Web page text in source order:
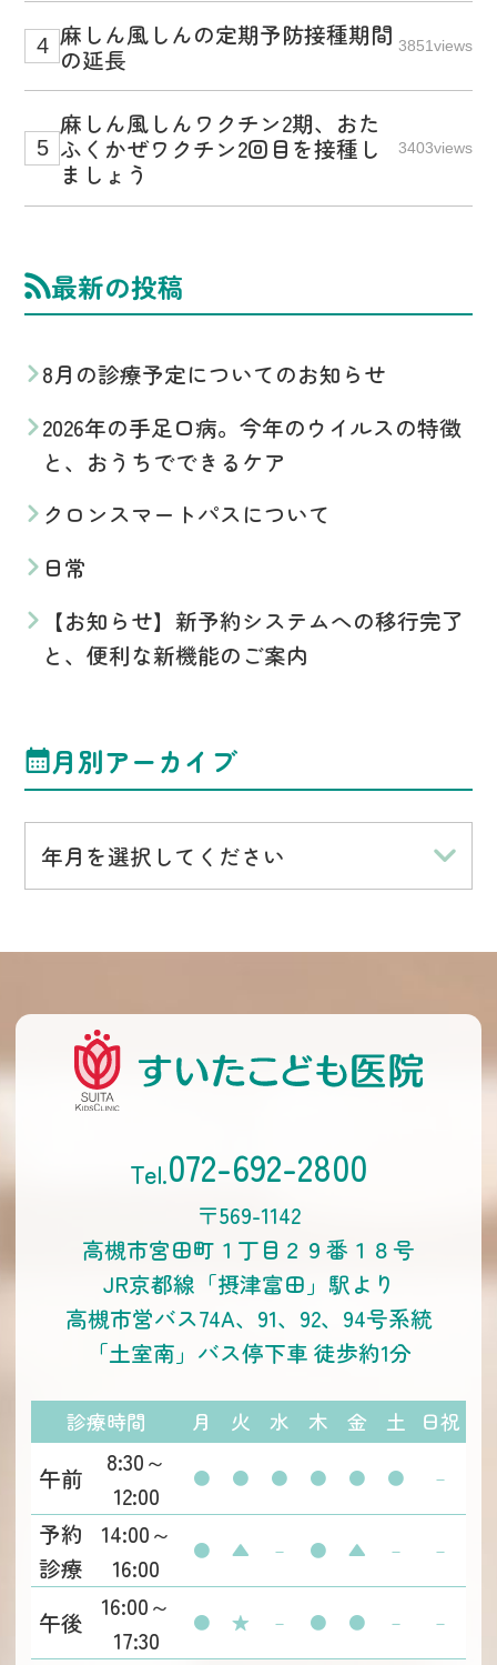
麻しん風しんの定期予防接種期間
の延長 3851views
麻しん風しんワクチン2期、おた
ふくかぜワクチン2回目を接種し
ましょう
3403views
最新の投稿
8月の診療予定についてのお知らせ
2026年の手足口病。今年のウイルスの特徴
と、おうちでできるケア
クロンスマートパスについて
日常
【お知らせ】新予約システムへの移行完了
と、便利な新機能のご案内
月別アーカイブ
年月を選択してください
072-692-2800
〒569-1142
高槻市宮田町１丁目２９番１８号
JR京都線「摂津富田」駅より
高槻市営バス74A、91、92、94号系統
「土室南」バス停下車 徒歩約1分
診療時間 月 火 水 木 金 土 日祝
午前
8:30～
12:00
● ● ● ● ● ● －
予約
診療
14:00～
16:00
● ▲ － ● ▲ － －
午後
16:00～
17:30
● ★ － ● ● － －